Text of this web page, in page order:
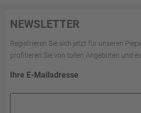
NEWSLETTER
Registrieren Sie sich jetzt für unseren
profitieren Sie von tollen Angeboten und
Ihre E-Mailadresse